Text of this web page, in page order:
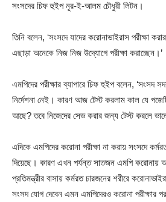
সংসদের চিফ হুইপ নূর-ই-আলম চৌধুরী লিটন।
তিনি বলেন, ‘সংসদে যাদের করোনাভাইরাস পরীক্ষা
এছাড়া অনেকে নিজ নিজ উদ্যোগে পরীক্ষা করাচ্ছেন।’
এমপিদের পরীক্ষার ব্যাপারে চিফ হুইপ বলেন, ‘সংসদ
নির্দেশনা নেই। কারণ আজ টেস্ট করলাম কাল যে
আছে? তবে নিজেদের সেভ করার জন্য টেস্ট করলে
এদিকে এমপিদের করোনা পরীক্ষা না করায় সংসদে
দিয়েছে। কারণ এখন পর্যন্ত সাতজন এমপি
প্রতিমন্ত্রীর বাসায় কর্মরত চারজনের শরীরে
সংসদ যোগ দেবেন এমন এমপিদেরও করোনা পরীক্ষার